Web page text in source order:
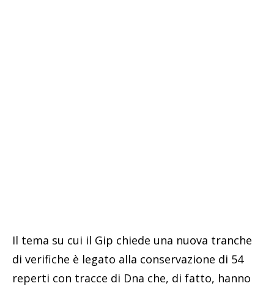
Il tema su cui il Gip chiede una nuova tranche
di verifiche è legato alla conservazione di 54
reperti con tracce di Dna che, di fatto, hanno